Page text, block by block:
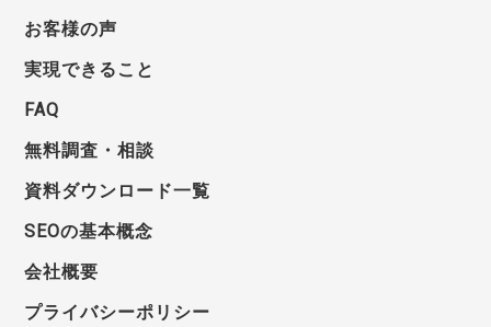
お客様の声
実現できること
FAQ
無料調査・相談
資料ダウンロード一覧
SEOの基本概念
会社概要
プライバシーポリシー